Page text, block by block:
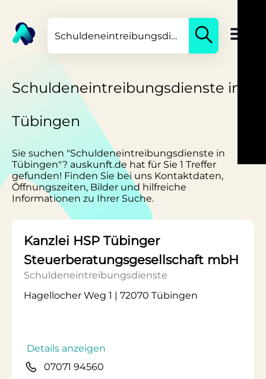
Schuldeneintreibungsdienste in
Tübingen
Sie suchen "Schuldeneintreibungsdienste in
Tübingen"? auskunft.de hat für Sie 1 Treffer
gefunden! Finden Sie bei uns Kontaktdaten,
Öffnungszeiten, Bilder und hilfreiche
Informationen zu Ihrer Suche.
Kanzlei HSP Tübinger
Steuerberatungsgesellschaft mbH
Schuldeneintreibungsdienste
Hagellocher Weg 1 | 72070 Tübingen
Details anzeigen
07071 94560